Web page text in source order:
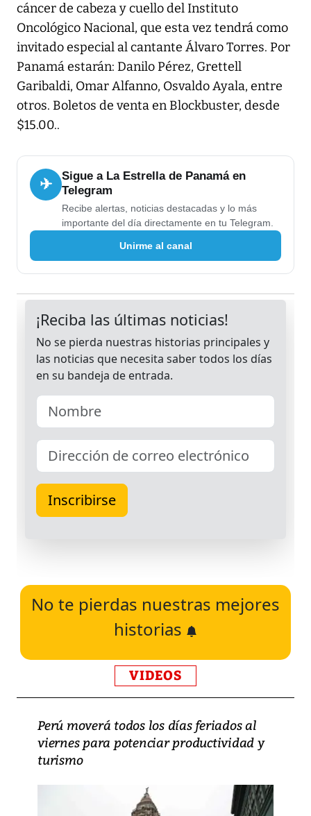
cáncer de cabeza y cuello del Instituto
Oncológico Nacional, que esta vez tendrá como
invitado especial al cantante Álvaro Torres. Por
Panamá estarán: Danilo Pérez, Grettell
Garibaldi, Omar Alfanno, Osvaldo Ayala, entre
otros. Boletos de venta en Blockbuster, desde
$15.00..
✈
Sigue a La Estrella de Panamá en
Telegram
Recibe alertas, noticias destacadas y lo más
importante del día directamente en tu Telegram.
Unirme al canal
No te pierdas nuestras mejores
historias
VIDEOS
Perú moverá todos los días feriados al
viernes para potenciar productividad y
turismo